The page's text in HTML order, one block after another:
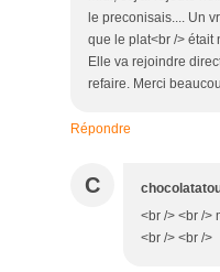
le preconisais.... Un
que le plat<br /> était
Elle va rejoindre
refaire. Merci
Répondre
C
<br /> <br />
<br /> <br />